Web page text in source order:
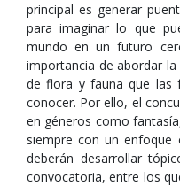
principal es generar
para imaginar lo que
mundo en un futuro
importancia de abordar
de flora y fauna que las
conocer. Por ello, el
en géneros como
siempre con un enfoque
deberán desarrollar
convocatoria, entre los